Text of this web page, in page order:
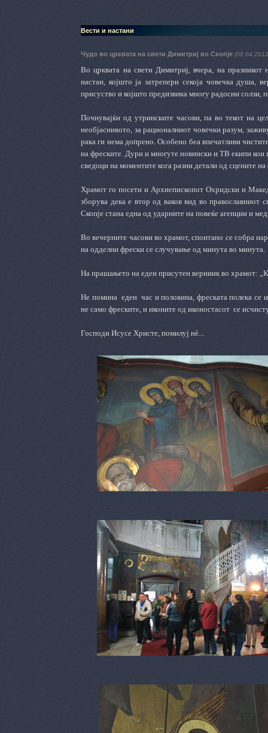
Вести и настани
Чудо во црквата на свети Димитриј во Скопје
Во црквата на светиДимитриј, вчера, на празникот
настан, којшто ја затрепери секоја човечка душа,
присуство и којшто предизвика многу радосни солзи,
Почнувајќи од утринските часови, па во текот на
необјаснивото, за рационалниот човечки разум,
рака ги нема допрено. Особено беа впечатливи
на фреските. Дури и многуте новински и ТВ екипи кои
сведоци на моментите кога разни детали од сцените
Храмот го посети иАрхиепископот Охридски и
зборува дека е втор од ваков вид во православниот
Скопје стана една од ударните на повеќе агенции и
Во вечерните часови во храмот, спонтано се собра
на одделни фрески се случување од минута во минута.
На прашањето на еден присутен верниик во храмот:
Не помина еден час и половина, фреската полека се
не само фреските, и иконите од иконостасот се
Господи Исусе Христе, помилуј нè...